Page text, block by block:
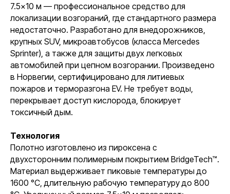
7.5×10 м — профессиональное средство для
локализации возгораний, где стандартного размера
недостаточно. Разработано для внедорожников,
крупных SUV, микроавтобусов (класса Mercedes
Sprinter), а также для защиты двух легковых
автомобилей при цепном возгорании. Произведено
в Норвегии, сертифицировано для литиевых
пожаров и терморазгона EV. Не требует воды,
перекрывает доступ кислорода, блокирует
токсичный дым.
Технология
Полотно изготовлено из пироксена с
двухсторонним полимерным покрытием BridgeTech™.
Материал выдерживает пиковые температуры до
1600 °C, длительную рабочую температуру до 800